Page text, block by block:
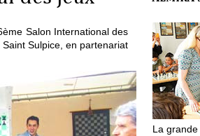
Salon International des
Sulpice, en partenariat
La